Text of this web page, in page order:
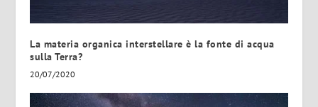
La materia organica interstellare è la fonte di acqua
sulla Terra?
20/07/2020